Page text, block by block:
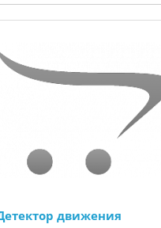
движения